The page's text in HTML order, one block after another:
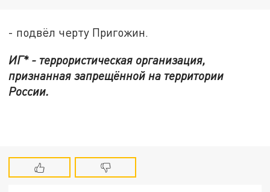
- подвёл черту Пригожин.
ИГ* - террористическая организация,
признанная запрещённой на территории
России.